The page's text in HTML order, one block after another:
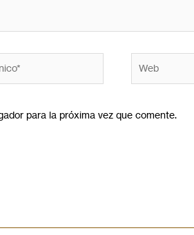
para la próxima vez que comente.